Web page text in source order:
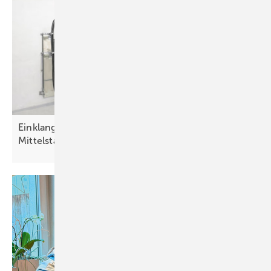
Kilowatt von SMA).
Dimensionierung des Umrichters
Der Wechselrichter wird so überdimensioniert (Derating), dass bei der
dünneren Luft bis zu einer Höhe von 5.000 Metern immer noch
entsprechende Leistung – ohne Risiko für Kurzschlüsse und
Stromschläge – gewährleistet wird.
Diesbezüglich bieten viele Wechselrichterhersteller Höhentabellen mit
bei einer Nennleistung der Module von 16,6 Kilowatt ein 20-Kilowatt-
Wechselrichter gewählt.
Mit und ohne Nachführung
Für die Simulationen wurde die Neigung beziehungsweise die
Aufstellung der Solarmodule so gewählt, dass die Energieausbeute so
Einklang will speicheroptimierte Stromlösung für
Mittelstand